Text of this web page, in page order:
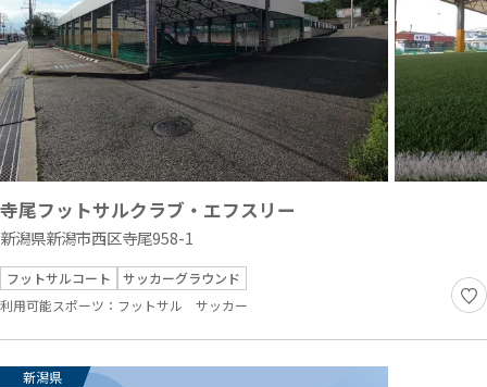
寺尾フットサルクラブ・エフスリー
新潟県新潟市西区寺尾958-1
フットサルコート
サッカーグラウンド
利用可能スポーツ： フットサル サッカー
新潟県